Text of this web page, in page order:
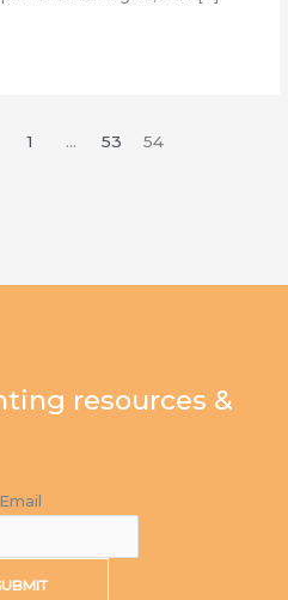
1 … 53 54
resources &
Email